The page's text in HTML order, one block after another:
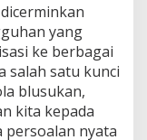
yang
ke berbagai
salah satu kunci
blusukan,
kita kepada
persoalan nyata